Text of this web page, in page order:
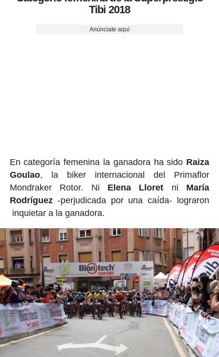
Tibi 2018
Anúnciate aquí
En categoría femenina la ganadora ha sido Raiza
Goulao, la biker internacional del Primaflor
Mondraker Rotor. Ni Elena Lloret ni María
Rodríguez -perjudicada por una caída- lograron
inquietar a la ganadora.